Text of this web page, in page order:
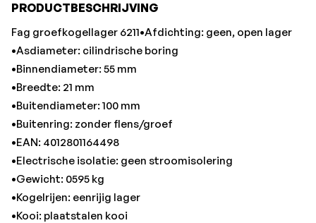
•Merk: FAG
•Temperatuurbereik: -20 tot +120 °C
PRODUCTBESCHRIJVING
Fag groefkogellager 6211•Afdichting: geen, open lager
•Asdiameter: cilindrische boring
•Binnendiameter: 55 mm
•Breedte: 21 mm
•Buitendiameter: 100 mm
•Buitenring: zonder flens/groef
•EAN: 4012801164498
•Electrische isolatie: geen stroomisolering
•Gewicht: 0595 kg
•Kogelrijen: eenrijig lager
•Kooi: plaatstalen kooi